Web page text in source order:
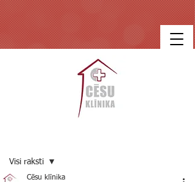
Visi raksti
Cēsu klīnika